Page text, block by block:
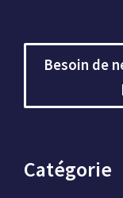
Besoin de
Catégorie